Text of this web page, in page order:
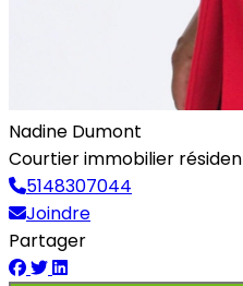
Nadine Dumont
Courtier immobilier
5148307044
Joindre
Partager